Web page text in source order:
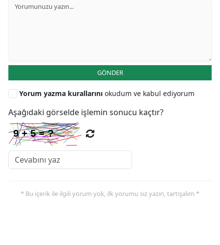
GÖNDER
Yorum yazma kurallarını okudum ve kabul ediyorum
Aşağıdaki görselde işlemin sonucu kaçtır?
* Bu içerik ile ilgili yorum yok, ilk yorumu siz yazın, tartışalım *